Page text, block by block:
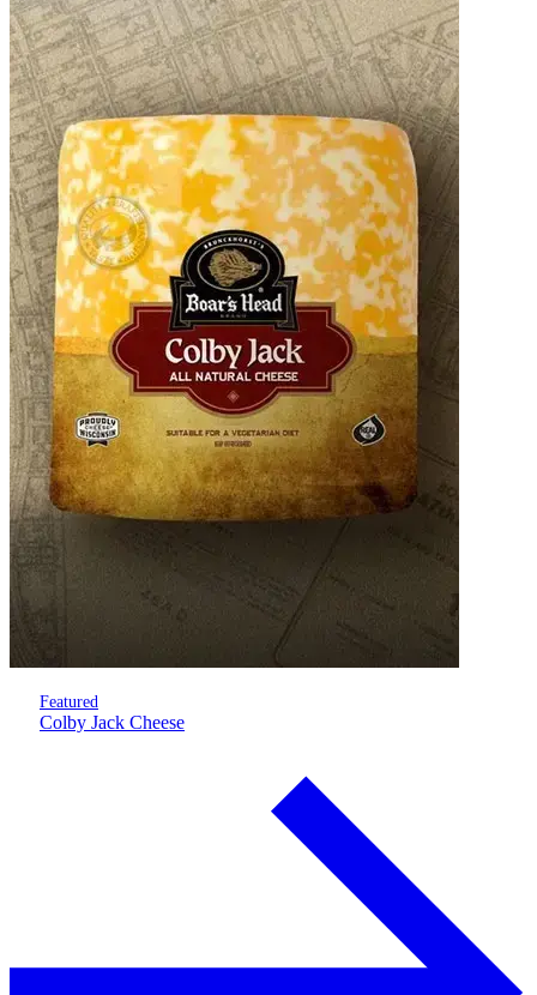
Featured
Colby Jack Cheese